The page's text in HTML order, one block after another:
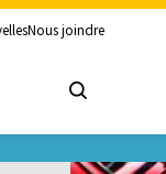
Nous joindre